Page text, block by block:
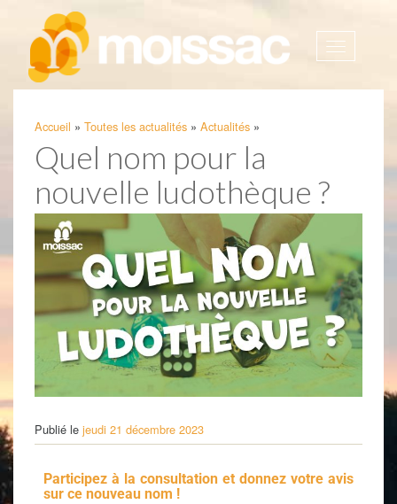
Afficher
Accueil » Toutes les actualités » Actualités »
Quel nom pour la
nouvelle ludothèque ?
Publié le jeudi 21 décembre 2023
Participez à la consultation et donnez votre avis
sur ce nouveau nom !